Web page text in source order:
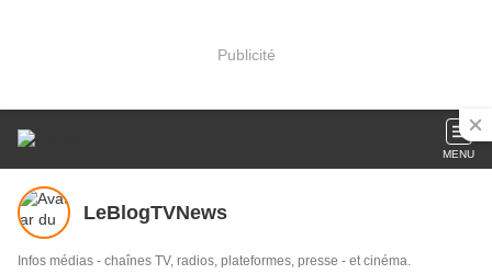
Publicité
MENU
LeBlogTVNews
Infos médias - chaînes TV, radios, plateformes, presse - et cinéma.